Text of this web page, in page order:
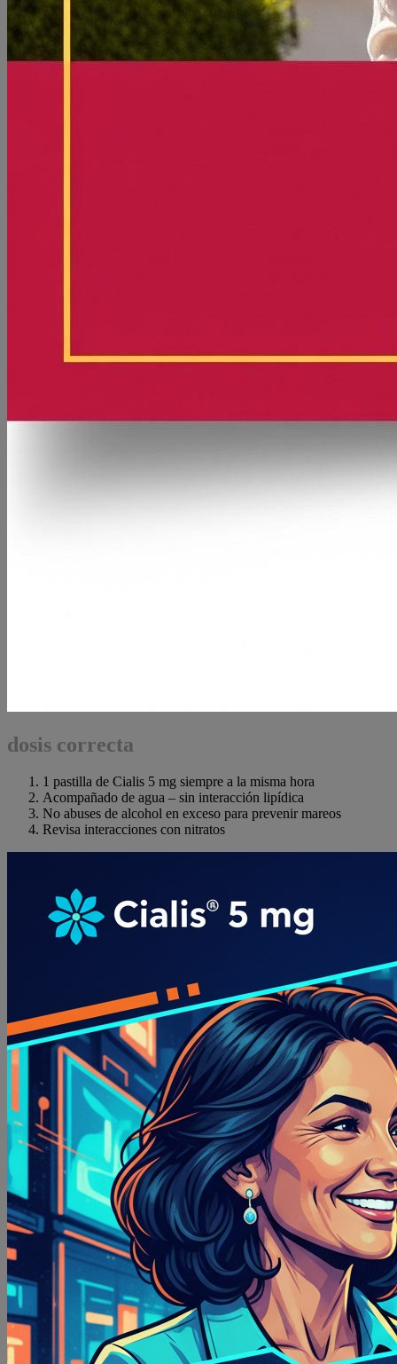
dosis correcta
1 pastilla de Cialis 5 mg siempre a la misma hora
Acompañado de agua – sin interacción lipídica
No abuses de alcohol en exceso para prevenir mareos
Revisa interacciones con nitratos